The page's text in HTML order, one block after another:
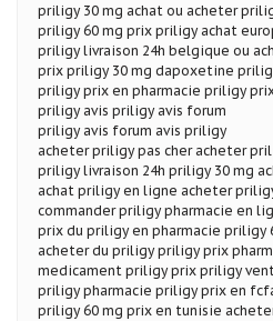
priligy 30 mg achat ou acheter
priligy 60 mg prix priligy achat
priligy livraison 24h belgique ou
prix priligy 30 mg dapoxetine
priligy prix en pharmacie priligy
priligy avis priligy avis forum
priligy avis forum avis priligy
acheter priligy pas cher acheter
priligy livraison 24h priligy 30 mg
achat priligy en ligne acheter
commander priligy pharmacie en
prix du priligy en pharmacie priligy
acheter du priligy priligy prix
medicament priligy prix priligy
priligy pharmacie priligy prix en
priligy 60 mg prix en tunisie